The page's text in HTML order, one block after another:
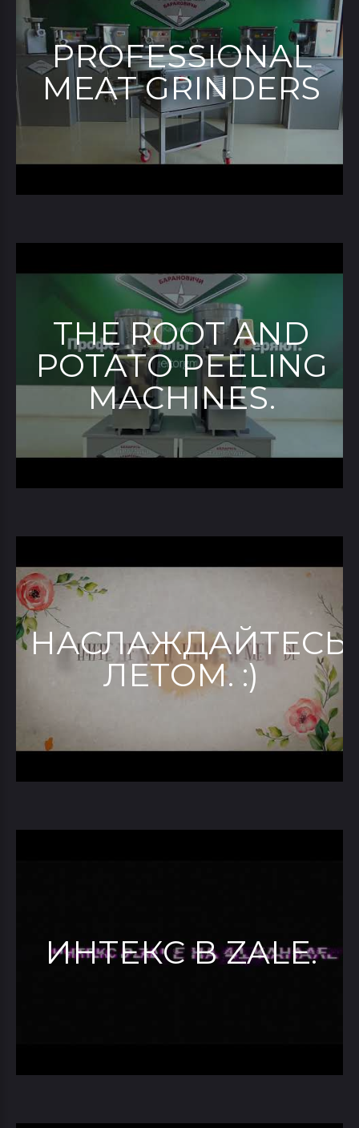
PROFESSIONAL
MEAT GRINDERS
ТHE ROOT AND
POTATO PEELING
MACHINES.
НАСЛАЖДАЙТЕСЬ
ЛЕТОМ. :)
ИНТЕКС В ZALE.